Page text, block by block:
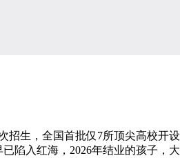
，全国首批仅7所顶尖高校开
陷入红海，2026年结业的孩子